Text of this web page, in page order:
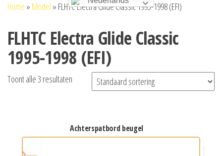
Home » Model » FLHTC Electra Glide Classic 1995-1998 (EFI)
FLHTC Electra Glide Classic
1995-1998 (EFI)
Toont alle 3 resultaten
achterspatbord beugel